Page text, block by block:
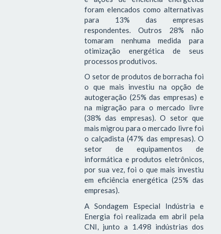
foram elencados como alternativas
para 13% das empresas
respondentes. Outros 28% não
tomaram nenhuma medida para
otimização energética de seus
processos produtivos.
O setor de produtos de borracha foi
o que mais investiu na opção de
autogeração (25% das empresas) e
na migração para o mercado livre
(38% das empresas). O setor que
mais migrou para o mercado livre foi
o calçadista (47% das empresas). O
setor de equipamentos de
informática e produtos eletrônicos,
por sua vez, foi o que mais investiu
em eficiência energética (25% das
empresas).
A Sondagem Especial Indústria e
Energia foi realizada em abril pela
CNI, junto a 1.498 indústrias dos